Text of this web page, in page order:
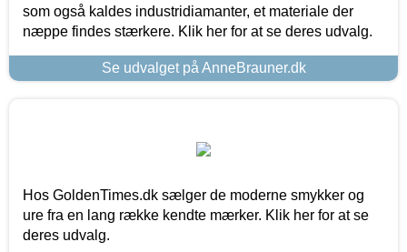
som også kaldes industridiamanter, et materiale der
næppe findes stærkere. Klik her for at se deres udvalg.
Se udvalget på AnneBrauner.dk
Hos GoldenTimes.dk sælger de moderne smykker og
ure fra en lang række kendte mærker. Klik her for at se
deres udvalg.